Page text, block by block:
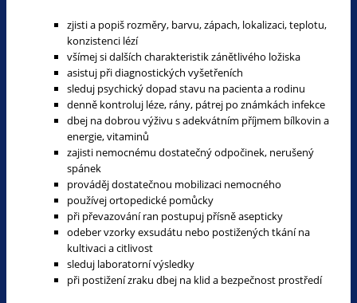
zjisti a popiš rozměry, barvu, zápach, lokalizaci, teplotu,
konzistenci lézí
všímej si dalších charakteristik zánětlivého ložiska
asistuj při diagnostických vyšetřeních
sleduj psychický dopad stavu na pacienta a rodinu
denně kontroluj léze, rány, pátrej po známkách infekce
dbej na dobrou výživu s adekvátním příjmem bílkovin a
energie, vitaminů
zajisti nemocnému dostatečný odpočinek, nerušený
spánek
prováděj dostatečnou mobilizaci nemocného
používej ortopedické pomůcky
při převazování ran postupuj přísně asepticky
odeber vzorky exsudátu nebo postižených tkání na
kultivaci a citlivost
sleduj laboratorní výsledky
při postižení zraku dbej na klid a bezpečnost prostředí